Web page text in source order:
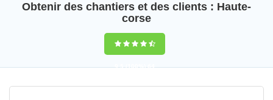
Obtenir des chantiers et des clients : Haute-
corse
9,5(100%)64
votes